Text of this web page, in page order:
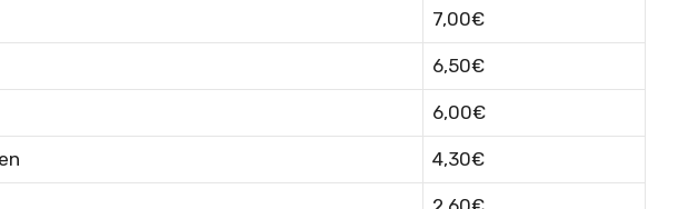
7,00€
6,50€
6,00€
4,30€